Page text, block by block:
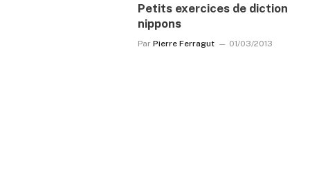
Petits exercices de diction
nippons
Par Pierre Ferragut 01/03/2013